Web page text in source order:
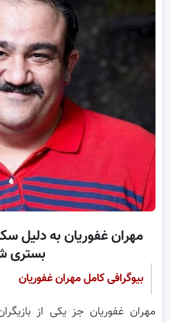
مهران غفوریان به دلیل
بستری
بیوگرافی کامل مهران غفوریان
مهران غفوریان جز یکی از